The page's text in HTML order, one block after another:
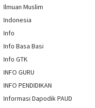
Ilmuan Muslim
Indonesia
Info
Info Basa Basi
Info GTK
INFO GURU
INFO PENDIDIKAN
Informasi Dapodik PAUD